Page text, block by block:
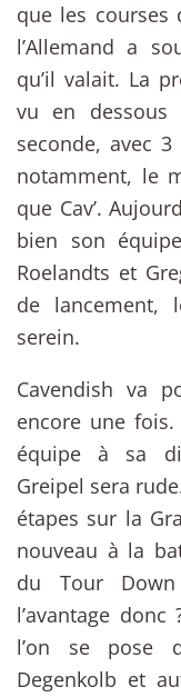
que les courses
l’Allemand a
qu’il valait. La
vu en
seconde, avec
notamment, le
que Cav’.
bien son
Roelandts et
de lancement,
serein.
Cavendish va
encore une
équipe à sa
Greipel sera
étapes sur la
nouveau à la
du Tour
l’avantage donc
l’on se pose
Degenkolb et